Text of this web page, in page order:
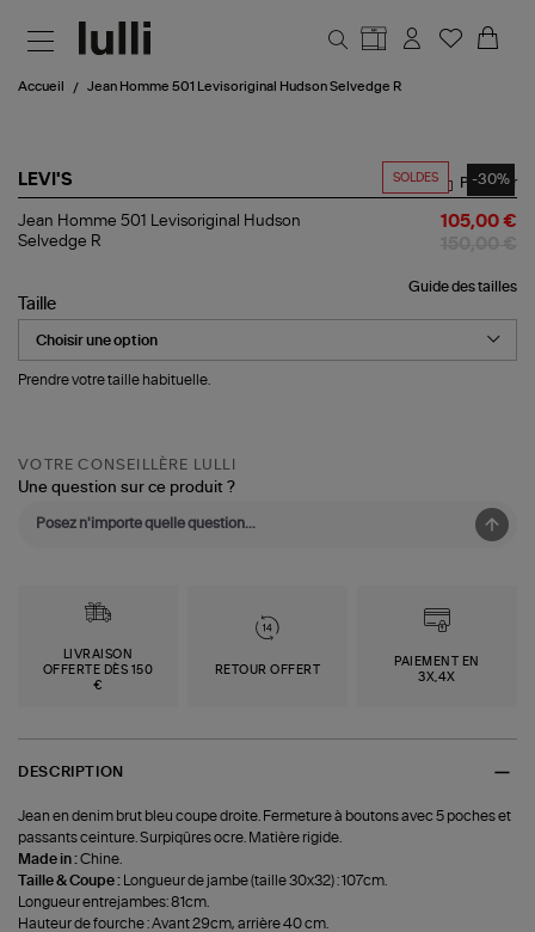
Accueil Jean Homme 501 Levisoriginal Hudson Selvedge R
SOLDES -30%
LEVI'S
Jean
Homme
Hudson
Selvedge
Partager
Jean Homme 501 Levisoriginal Hudson
Selvedge R
105,00 €
Guide des tailles
Taille
Prendre votre taille habituelle.
VOTRE CONSEILLÈRE LULLI
Une question sur ce produit ?
LIVRAISON
OFFERTE DÈS 150
€
RETOUR OFFERT
PAIEMENT EN
3X,4X
DESCRIPTION
Jean en denim brut bleu coupe droite. Fermeture à boutons avec 5 poches et
passants ceinture. Surpiqûres ocre. Matière rigide.
Made in :Chine.
Taille & Coupe :
Longueur de jambe (taille 30x32) : 107cm.
Longueur entrejambes: 81cm.
Hauteur de fourche : Avant 29cm, arrière 40 cm.